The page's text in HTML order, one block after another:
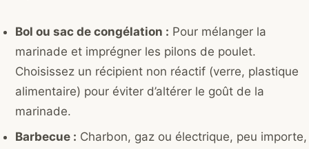
Bol ou sac de congélation : Pour mélanger la
marinade et imprégner les pilons de poulet.
Choisissez un récipient non réactif (verre, plastique
alimentaire) pour éviter d’altérer le goût de la
marinade.
Barbecue : Charbon, gaz ou électrique, peu importe,